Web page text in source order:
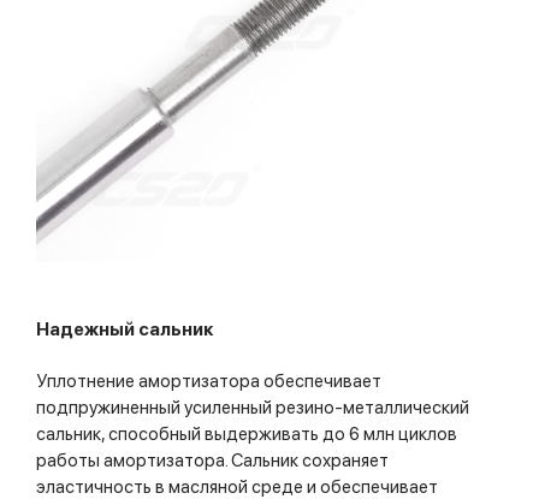
Надежный сальник
Уплотнение амортизатора обеспечивает
подпружиненный усиленный резино-металлический
сальник, способный выдерживать до 6 млн циклов
работы амортизатора. Сальник сохраняет
эластичность в масляной среде и обеспечивает